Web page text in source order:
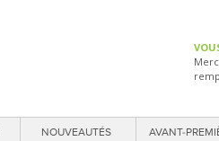
NOUVEAUTÉS AVANT-